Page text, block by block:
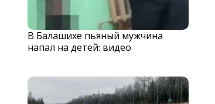
В Балашихе пьяный мужчина
напал на детей: видео